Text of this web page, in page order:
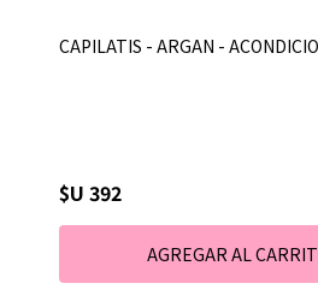
CAPILATIS - ARGAN -
$U 392